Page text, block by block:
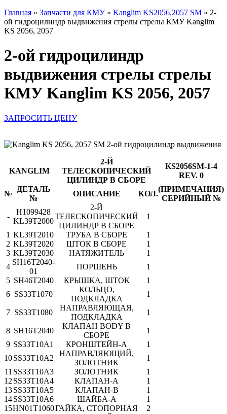
Главная » Запчасти для КМУ» Kanglim KS2056,2057 SM » 2-
ой гидроцилиндр выдвижения стрелы стрелы КМУ Kanglim
KS 2056, 2057
2-ой гидроцилиндр
выдвижения стрелы стрелы
КМУ Kanglim KS 2056, 2057
ЗАПРОСИТЬ ЦЕНУ
KANGLIM
2-Й
ТЕЛЕСКОПИЧЕСКИЙ
ЦИЛИНДР В СБОРЕ
KS2056SM-1-4
REV. 0
№
ДЕТАЛЬ
№
ОПИСАНИЕ КОЛ.
(ПРИМЕЧАНИЯ)
СЕРИЙНЫЙ №
-
H1099428
KL39T2000
2-Й
ТЕЛЕСКОПИЧЕСКИЙ
ЦИЛИНДР В СБОРЕ
1
1 KL39T2010 ТРУБА В СБОРЕ
1
2 KL39T2020 ШТОК В СБОРЕ
1
3 KL39T2030 НАТЯЖИТЕЛЬ
1
4
SH16T2040-
01
ПОРШЕНЬ
1
5 SH46T2040 КРЫШКА, ШТОК
1
6 SS33T1070
КОЛЬЦО,
ПОДКЛАДКА
1
7 SS33T1080
НАПРАВЛЯЮЩАЯ,
ПОДКЛАДКА
1
8 SH16T2040
КЛАПАН BODY В
СБОРЕ
1
9 SS33T10A1 КРОНШТЕЙН-A
1
10SS33T10A2
НАПРАВЛЯЮЩИЙ,
ЗОЛОТНИК
1
11 SS33T10A3 ЗОЛОТНИК
1
12 SS33T10A4 КЛАПАН-A
1
13SS33T10A5 КЛАПАН-B
1
14SS33T10A6 ШАЙБА-A
1
15HN01T1060ГАЙКА, СТОПОРНАЯ
2